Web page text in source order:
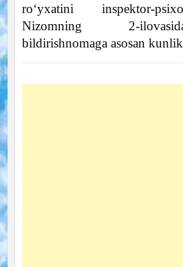
ro‘yxatini inspektor-
Nizomning 2-
bildirishnomaga asosan